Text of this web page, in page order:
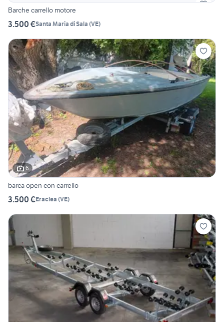
Barche carrello motore
3.500 €Santa Maria di Sala (VE)
6
barca open con carrello
3.500 €Eraclea (VE)